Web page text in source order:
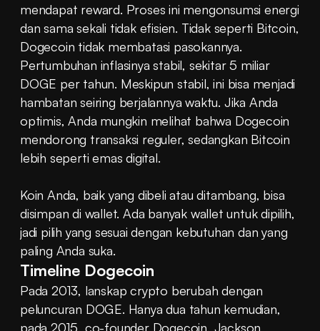
mendapat reward. Proses ini mengonsumsi energi
dan sama sekali tidak efisien. Tidak seperti Bitcoin,
Dogecoin tidak membatasi pasokannya.
Pertumbuhan inflasinya stabil, sekitar 5 miliar
DOGE per tahun. Meskipun stabil, ini bisa menjadi
hambatan seiring berjalannya waktu. Jika Anda
optimis, Anda mungkin melihat bahwa Dogecoin
mendorong transaksi reguler, sedangkan Bitcoin
lebih seperti emas digital.
Koin Anda, baik yang dibeli atau ditambang, bisa
disimpan di wallet. Ada banyak wallet untuk dipilih,
jadi pilih yang sesuai dengan kebutuhan dan yang
paling Anda suka.
Timeline Dogecoin
Pada 2013, lanskap crypto berubah dengan
peluncuran DOGE. Hanya dua tahun kemudian,
pada 2015, co-founder Dogecoin, Jackson